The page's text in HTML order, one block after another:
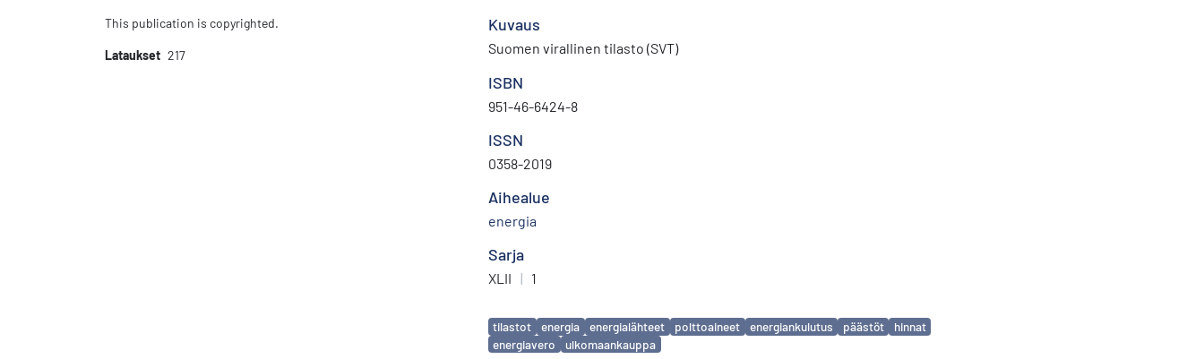
This publication is copyrighted.
Lataukset 217
Kuvaus
Suomen virallinen tilasto (SVT)
ISBN
951-46-6424-8
ISSN
0358-2019
Aihealue
energia
Sarja
XLII | 1
Avainsanat
tilastot energia energialähteet polttoaineet energiankulutus päästöt
hinnat
energiavero
ulkomaankauppa